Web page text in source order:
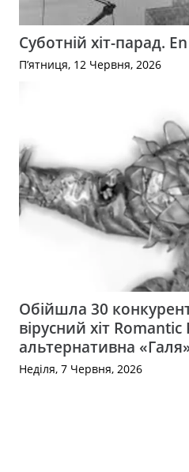
Суботній хіт-парад.
П’ятниця, 12 Червня, 2026
Обійшла 30
вірусний хіт
альтернативна
Неділя, 7 Червня, 2026